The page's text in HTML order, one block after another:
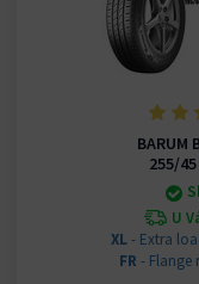
BARUM
255/
U
XL- Extra
FR - Flange